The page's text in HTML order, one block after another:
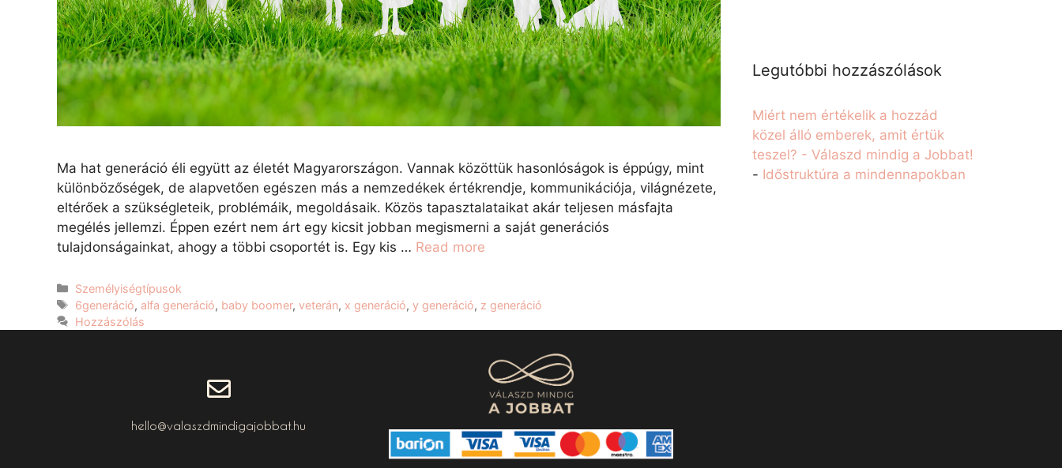
Ma hat generáció éli együtt az életét Magyarországon. Vannak közöttük hasonlóságok is éppúgy, mint
különbözőségek, de alapvetően egészen más a nemzedékek értékrendje, kommunikációja, világnézete,
eltérőek a szükségleteik, problémáik, megoldásaik. Közös tapasztalataikat akár teljesen másfajta
megélés jellemzi. Éppen ezért nem árt egy kicsit jobban megismerni a saját generációs
tulajdonságainkat, ahogy a többi csoportét is. Egy kis … Read more
Személyiségtípusok
6generáció, alfa generáció, baby boomer,veterán, x generáció,y generáció, z generáció
Hozzászólás
Legutóbbi hozzászólások
Miért nem értékelik a hozzád
közel álló emberek, amit értük
teszel? - Válaszd mindig a Jobbat!
- Időstruktúra a mindennapokban
hello@valaszdmindigajobbat.hu